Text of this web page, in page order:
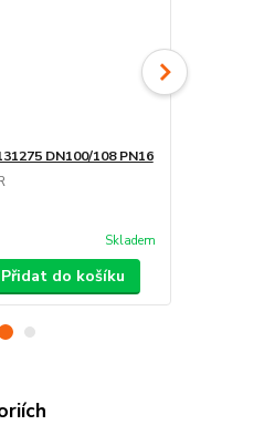
DN100/108 PN16
Skladem
Přidat do košíku